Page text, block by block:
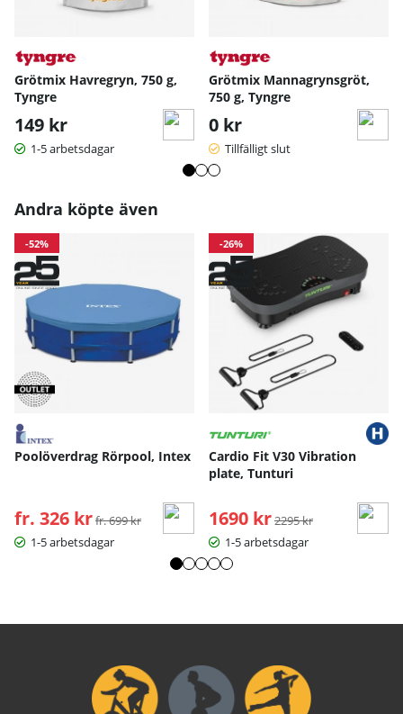
Grötmix Havregryn, 750 g,
Tyngre
149 kr
1-5 arbetsdagar
Grötmix Mannagrynsgröt,
750 g, Tyngre
0 kr
Tillfälligt slut
Andra köpte även
-52%
Poolöverdrag Rörpool, Intex
fr. 326 kr Ordinarie pris:
fr. 699 kr
1-5 arbetsdagar
-26%
Cardio Fit V30 Vibration
plate, Tunturi
1690 kr Ordinarie pris:
2295 kr
1-5 arbetsdagar